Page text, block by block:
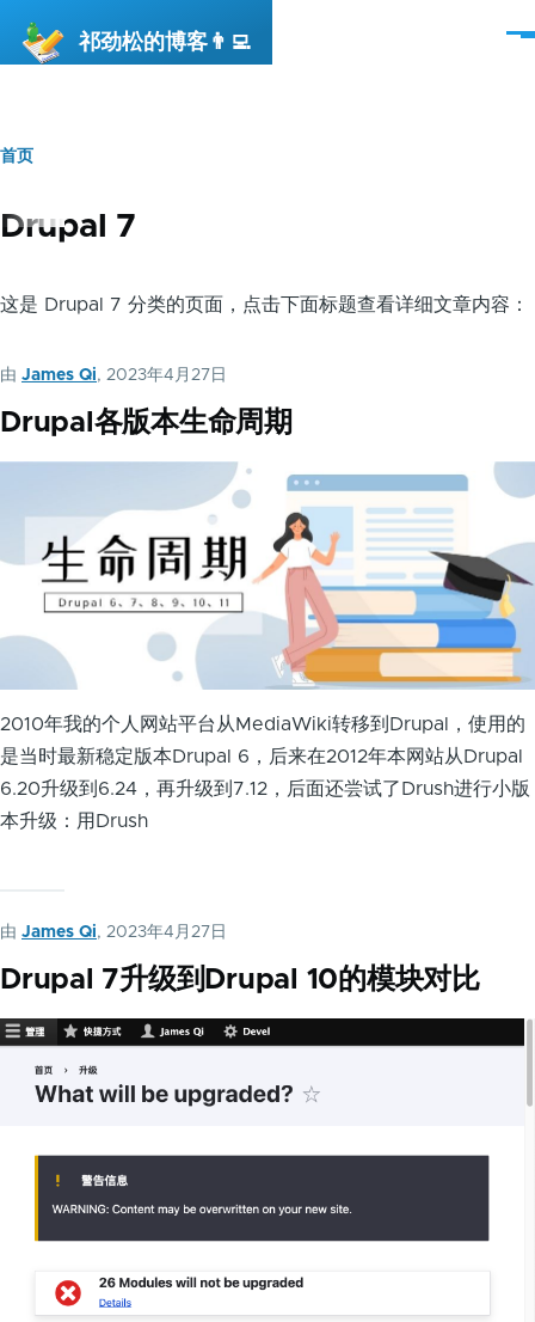
祁劲松的博客👨‍💻
菜
面
包
首页
Drupal 7
这是 Drupal 7 分类的页面，点击下面标题查看详细文章内容：
由 James Qi, 2023年4月27日
Drupal各版本生命周期
2010年我的个人网站平台从MediaWiki转移到Drupal，使用的
是当时最新稳定版本Drupal 6，后来在2012年本网站从Drupal
6.20升级到6.24，再升级到7.12，后面还尝试了Drush进行小版
本升级：用Drush
由 James Qi, 2023年4月27日
Drupal 7升级到Drupal 10的模块对比